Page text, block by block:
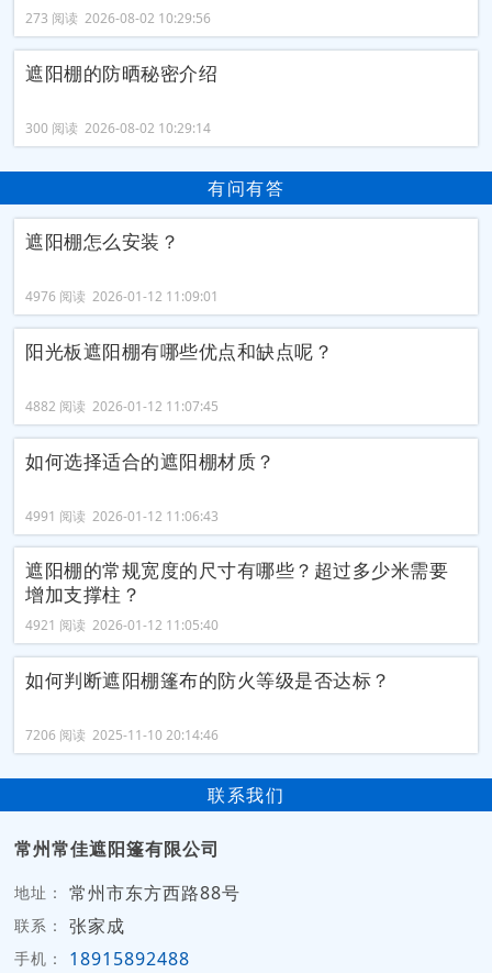
273 阅读 2026-08-02 10:29:56
遮阳棚的防晒秘密介绍
300 阅读 2026-08-02 10:29:14
有问有答
遮阳棚怎么安装？
4976 阅读 2026-01-12 11:09:01
阳光板遮阳棚有哪些优点和缺点呢？
4882 阅读 2026-01-12 11:07:45
如何选择适合的遮阳棚材质？
4991 阅读 2026-01-12 11:06:43
遮阳棚的常规宽度的尺寸有哪些？超过多少米需要
增加支撑柱？
4921 阅读 2026-01-12 11:05:40
如何判断遮阳棚篷布的防火等级是否达标？
7206 阅读 2025-11-10 20:14:46
联系我们
常州常佳遮阳篷有限公司
地址： 常州市东方西路88号
联系： 张家成
手机： 18915892488